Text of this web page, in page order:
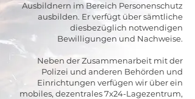
Ausbildnern im Bereich Personenschutz
ausbilden. Er verfügt über sämtliche
diesbezüglich notwendigen
Bewilligungen und Nachweise.
Neben der Zusammenarbeit mit der
Polizei und anderen Behörden und
Einrichtungen verfügen wir über ein
mobiles, dezentrales 7x24-Lagezentrum,